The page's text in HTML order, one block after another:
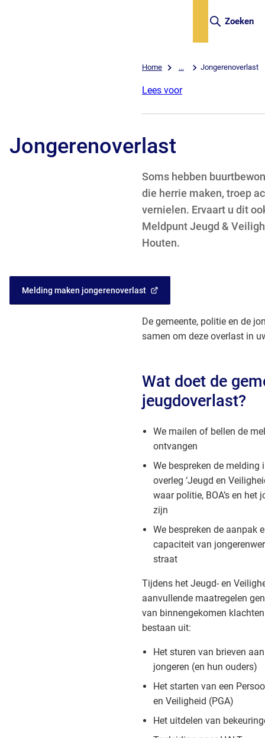
Zoeken
Home ... Jongerenoverlast
Lees voor
Jongerenoverlast
Soms hebben
die herrie maken, troep
vernielen. Ervaart u dit
Meldpunt Jeugd &
Houten.
Melding maken jongerenoverlast
(Verwijst
De gemeente, politie en de
samen om deze overlast in
Wat doet de
jeugdoverlast?
We mailen of bellen de
ontvangen
We bespreken de melding
overleg ‘Jeugd en
waar politie, BOA’s en het
zijn
We bespreken de aanpak
capaciteit van
straat
Tijdens het Jeugd- en
aanvullende maatregelen
van binnengekomen
bestaan uit:
Het sturen van brieven
jongeren (en hun ouders)
Het starten van een
en Veiligheid (PGA)
Het uitdelen van